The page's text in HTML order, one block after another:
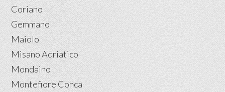
Coriano
Gemmano
Maiolo
Misano Adriatico
Mondaino
Montefiore Conca